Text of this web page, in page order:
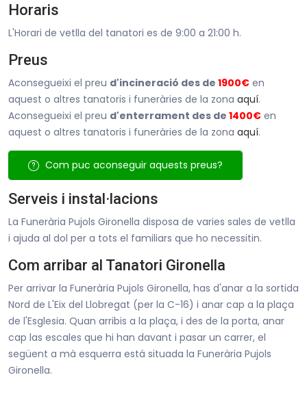
Horaris
L'Horari de vetlla del tanatori es de 9:00 a 21:00 h.
Preus
Aconsegueixi el preu d'incineració des de 1900€ en
aquest o altres tanatoris i funeràries de la zona aquí.
Aconsegueixi el preu d'enterrament des de 1400€ en
aquest o altres tanatoris i funeràries de la zona aquí.
Com puc aconseguir aquests preus?
Serveis i instal·lacions
La Funerària Pujols Gironella disposa de varies sales de vetlla
i ajuda al dol per a tots el familiars que ho necessitin.
Com arribar al Tanatori Gironella
Per arrivar la Funerària Pujols Gironella, has d'anar a la sortida
Nord de L'Eix del Llobregat (per la C-16) i anar cap a la plaça
de l'Esglesia. Quan arribis a la plaça, i des de la porta, anar
cap las escales que hi han davant i pasar un carrer, el
següent a mà esquerra está situada la Funerària Pujols
Gironella.